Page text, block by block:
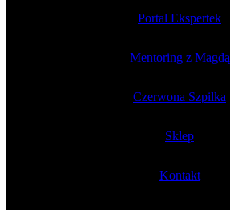
Portal Ekspertek
Mentoring z Magdą
Czerwona Szpilka
Sklep
Kontakt